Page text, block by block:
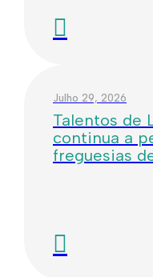
Julho 29, 2026
Talentos de
continua a
freguesias